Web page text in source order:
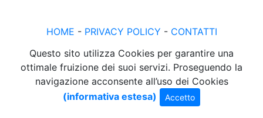
HOME - PRIVACY POLICY - CONTATTI
Questo sito utilizza Cookies per garantire una
ottimale fruizione dei suoi servizi. Proseguendo la
navigazione acconsente all’uso dei Cookies
(informativa estesa)
Accetto